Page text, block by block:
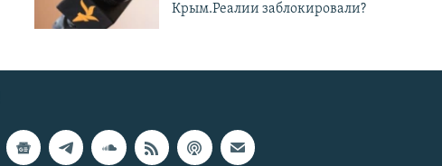
Крым.Реалии заблокировали?